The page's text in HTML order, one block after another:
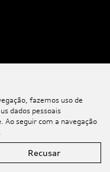
LTDA
fazemos uso de
dados pessoais
. Ao seguir com a navegação
Recusar